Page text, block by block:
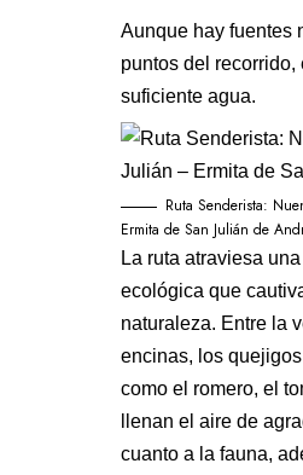
Aunque hay fuentes
puntos del
suficiente agua.
Ruta Senderista:
Ermita de San Julián de
La ruta atraviesa
ecológica que
naturaleza. Entre la
encinas, los
como el romero, el
llenan el aire de
cuanto a la fauna,